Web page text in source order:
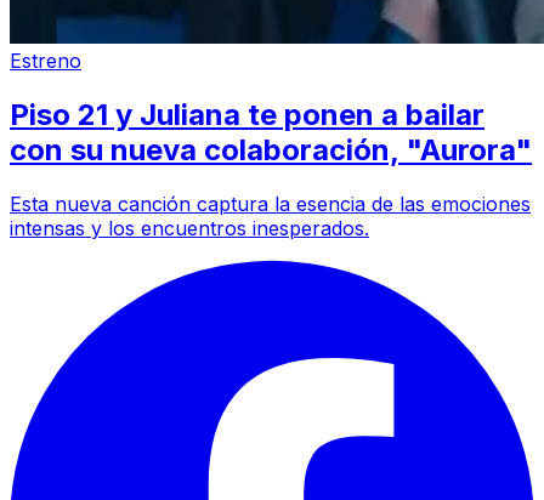
Estreno
Piso 21 y Juliana te ponen a bailar
con su nueva colaboración, "Aurora"
Esta nueva canción captura la esencia de las emociones
intensas y los encuentros inesperados.